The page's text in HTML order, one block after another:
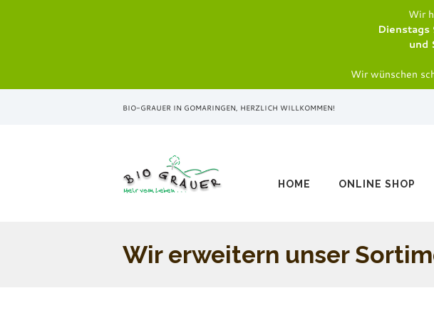
Wir
und
Wir wünschen
BIO-GRAUER IN GOMARINGEN, HERZLICH WILLKOMMEN!
HOME ONLINE SHOP
Wir erweitern unser